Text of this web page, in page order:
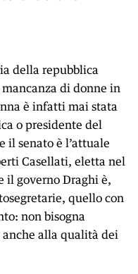
della repubblica
di donne in
è infatti mai stata
o presidente del
il senato è l’attuale
Casellati, eletta nel
il governo Draghi è,
quello con
non bisogna
alla qualità dei